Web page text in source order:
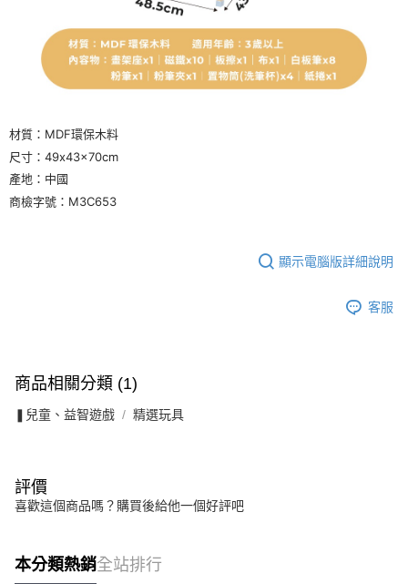
材質：MDF環保木料
尺寸：49x43x70cm
產地：中國
商檢字號：M3C653
顯示電腦版詳細說明
客服
商品相關分類 (1)
❚兒童、益智遊戲 精選玩具
評價
喜歡這個商品嗎？購買後給他一個好評吧
本分類熱銷全站排行